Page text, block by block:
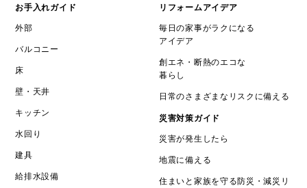
お手入れガイド
外部
バルコニー
床
壁・天井
キッチン
水回り
建具
給排水設備
リフォームアイデア
毎日の家事がラクになる
アイデア
創エネ・断熱のエコな
暮らし
日常のさまざまなリスクに備える
災害対策ガイド
災害が発生したら
地震に備える
住まいと家族を守る防災・減災リ